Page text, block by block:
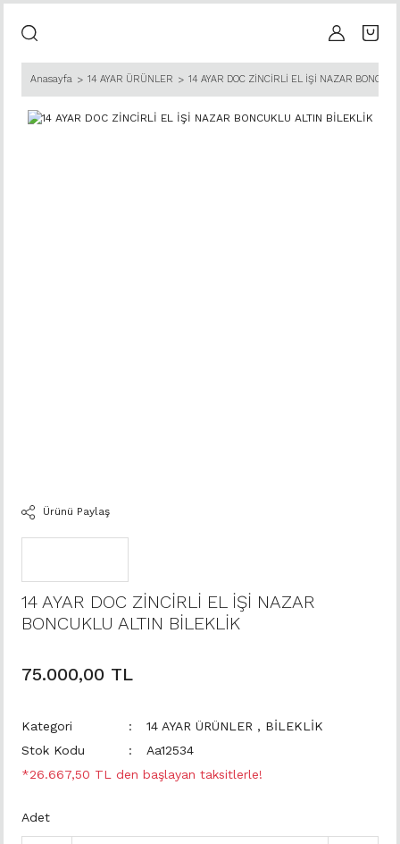
Anasayfa 14 AYAR ÜRÜNLER 14 AYAR DOC ZİNCİRLİ EL İŞİ NAZAR
Ürünü Paylaş
14 AYAR DOC ZİNCİRLİ EL İŞİ NAZAR
BONCUKLU ALTIN BİLEKLİK
75.000,00 TL
Kategori 14 AYAR ÜRÜNLER , BİLEKLİK
Stok Kodu
Aa12534
*26.667,50 TL den başlayan taksitlerle!
Adet